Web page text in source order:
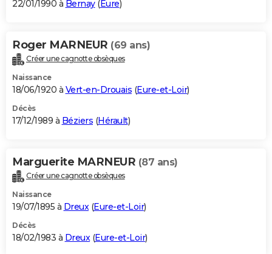
22/01/1990 à Bernay(Eure)
Roger MARNEUR (69 ans)
Créer une cagnotte obsèques
Naissance
18/06/1920 à Vert-en-Drouais (Eure-et-Loir)
Décès
17/12/1989 à Béziers (Hérault)
Marguerite MARNEUR (87 ans)
Créer une cagnotte obsèques
Naissance
19/07/1895 à Dreux(Eure-et-Loir)
Décès
18/02/1983 à Dreux(Eure-et-Loir)